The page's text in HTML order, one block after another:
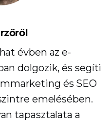
évben az e-
dolgozik, és segíti
és SEO
emelésében.
tapasztalata a